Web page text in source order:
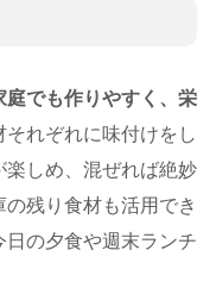
庭でも作りやすく、栄
れぞれに味付けをし
しめ、混ぜれば絶妙
残り食材も活用でき
の夕食や週末ランチ